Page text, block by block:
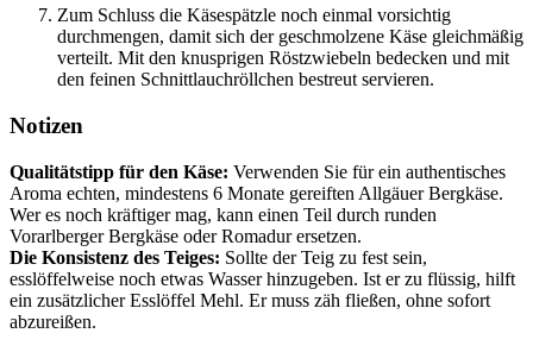
Zum Schluss die Käsespätzle noch einmal vorsichtig
durchmengen, damit sich der geschmolzene Käse gleichmäßig
verteilt. Mit den knusprigen Röstzwiebeln bedecken und mit
den feinen Schnittlauchröllchen bestreut servieren.
Notizen
Qualitätstipp für den Käse: Verwenden Sie für ein authentisches
Aroma echten, mindestens 6 Monate gereiften Allgäuer Bergkäse.
Wer es noch kräftiger mag, kann einen Teil durch runden
Vorarlberger Bergkäse oder Romadur ersetzen.
Die Konsistenz des Teiges: Sollte der Teig zu fest sein,
esslöffelweise noch etwas Wasser hinzugeben. Ist er zu flüssig, hilft
ein zusätzlicher Esslöffel Mehl. Er muss zäh fließen, ohne sofort
abzureißen.